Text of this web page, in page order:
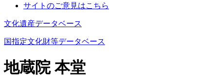
サイトのご意見はこちら
文化遺産データベース
国指定文化財等データベース
地蔵院 本堂